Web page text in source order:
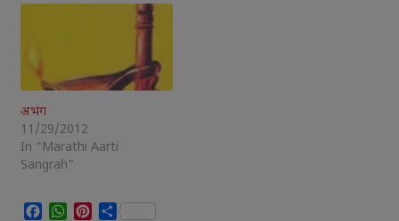
अभंग
11/29/2012
In "Marathi Aarti
Sangrah"
Facebook
WhatsApp
Pinterest
Share